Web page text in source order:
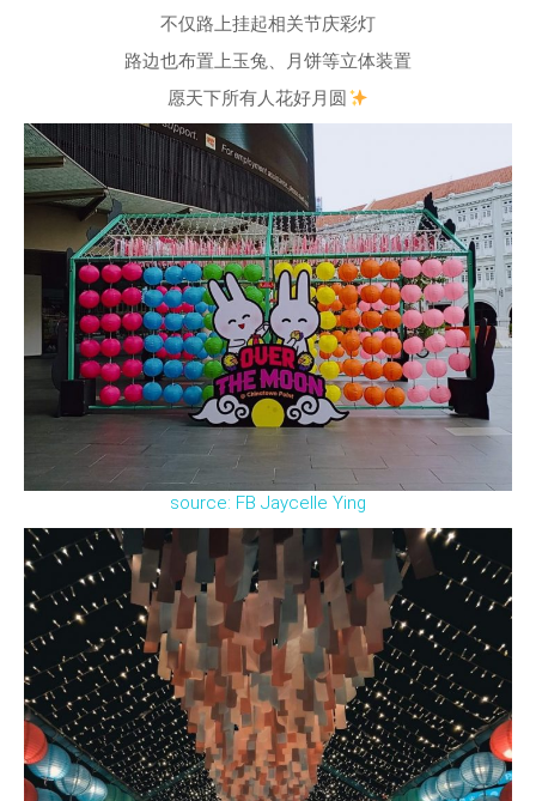
不仅路上挂起相关节庆彩灯
路边也布置上玉兔、月饼等立体装置
愿天下所有人花好月圆
source: FB Jaycelle Ying